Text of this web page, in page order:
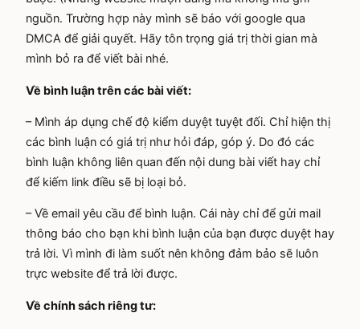
nguồn. Trường hợp này mình sẽ báo với google qua
DMCA để giải quyết. Hãy tôn trọng giá trị thời gian mà
mình bỏ ra để viết bài nhé.
Về bình luận trên các bài viết:
– Mình áp dụng chế độ kiểm duyệt tuyệt đối. Chỉ hiện thị
các bình luận có giá trị như hỏi đáp, góp ý. Do đó các
bình luận không liên quan đến nội dung bài viết hay chỉ
để kiếm link điều sẽ bị loại bỏ.
– Về email yêu cầu để bình luận. Cái này chỉ để gửi mail
thông báo cho bạn khi bình luận của bạn được duyệt hay
trả lời. Vì mình đi làm suốt nên không đảm bảo sẽ luôn
trực website để trả lời được.
Về chính sách riêng tư: